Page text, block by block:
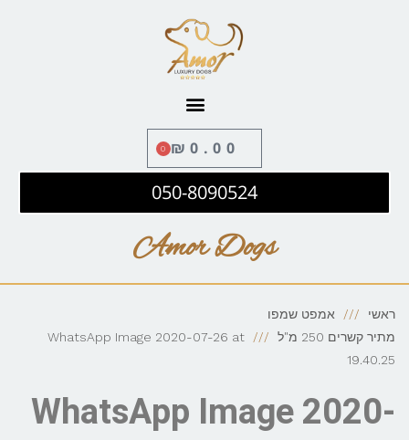
₪0.00
0
050-8090524
Amor Dogs
ראשי
אמפט שמפו
מתיר קשרים 250 מ"ל
WhatsApp Image 2020-07-26 at
19.40.25
WhatsApp Image 2020-